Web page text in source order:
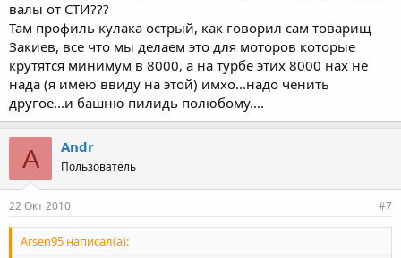
валы от СТИ???
Там профиль кулака острый, как говорил сам товарищ
Закиев, все что мы делаем это для моторов которые
крутятся минимум в 8000, а на турбе этих 8000 нах не
нада (я имею ввиду на этой) имхо...надо ченить
другое...и башню пилидь полюбому....
A Andr
Пользователь
22 Окт 2010 #7
Arsen95 написал(а):